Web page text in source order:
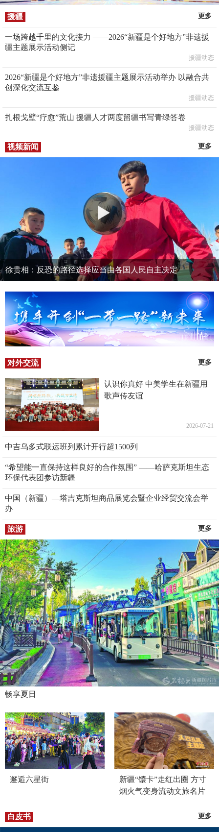
援疆 更多
一场跨越千里的文化接力 ——2026“新疆是个好地方”非遗援
疆主题展示活动侧记
援疆动态
2026“新疆是个好地方”非遗援疆主题展示活动举办 以融合共
创深化交流互鉴
援疆动态
扎根戈壁“疗愈”荒山 援疆人才两度留疆书写青绿答卷
援疆动态
视频新闻 更多
徐贵相：反恐的路径选择应当由各国人民自主决定
对外交流 更多
认识你真好 中美学生在新疆用
歌声传友谊
2026-07-21
中吉乌多式联运班列累计开行超1500列
“希望能一直保持这样良好的合作氛围” ——哈萨克斯坦生态
环保代表团参访新疆
中国（新疆）—塔吉克斯坦商品展览会暨企业经贸交流会举
办
旅游 更多
畅享夏日
邂逅六星街
新疆“馕卡”走红出圈 方寸
烟火气变身流动文旅名片
白皮书 更多